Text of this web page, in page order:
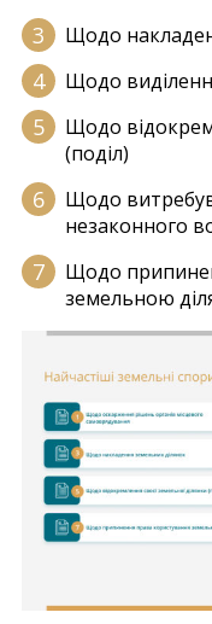
Щодо
Щодо
Щодо
(поділ)
Щодо
незаконного
Щодо
земельною